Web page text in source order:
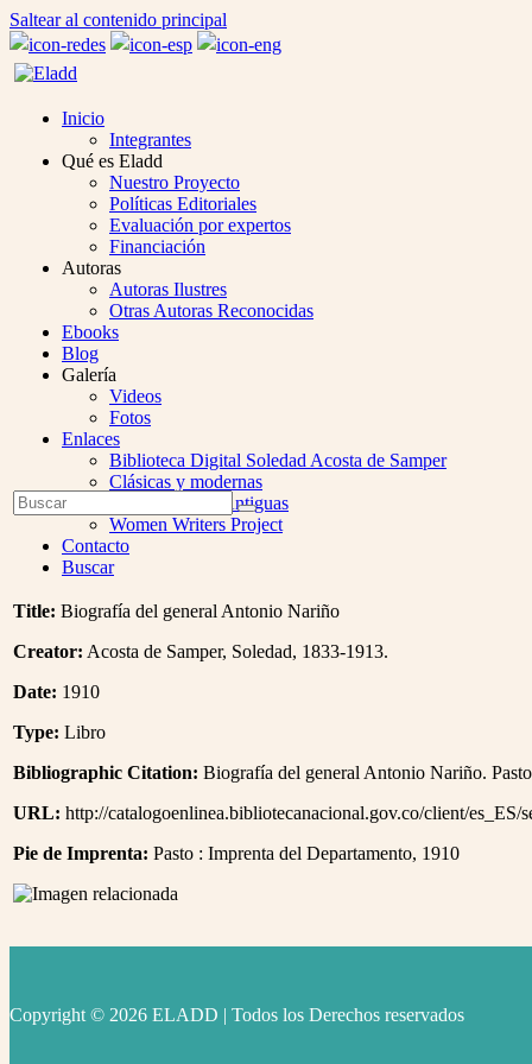
Saltear al contenido principal
Inicio
Integrantes
Qué es Eladd
Nuestro Proyecto
Políticas Editoriales
Evaluación por expertos
Financiación
Autoras
Autoras Ilustres
Otras Autoras Reconocidas
Ebooks
Blog
Galería
Videos
Fotos
Enlaces
Biblioteca Digital Soledad Acosta de Samper
Clásicas y modernas
Colección Las Antiguas
Women Writers Project
Contacto
Buscar
Open
Mobile
Menu
Buscar
Enviar
Title: Biografía del general Antonio Nariño
Creator: Acosta de Samper, Soledad, 1833-1913.
Date: 1910
Type: Libro
Bibliographic Citation: Biografía del general Antonio Nariño.
URL: http://catalogoenlinea.bibliotecanacional.gov.co/client/es_ES/
Pie de Imprenta: Pasto : Imprenta del Departamento, 1910
Copyright © 2026 ELADD | Todos los Derechos reservados